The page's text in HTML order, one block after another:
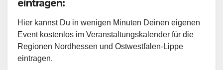
eintragen:
Hier kannst Du in wenigen Minuten Deinen eigenen
Event kostenlos im Veranstaltungskalender für die
Regionen Nordhessen und Ostwestfalen-Lippe
eintragen.